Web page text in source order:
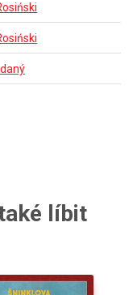
líbit